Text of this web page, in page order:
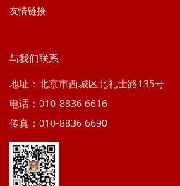
友情链接
与我们联系
地址：北京市西城区北礼士路135号
电话：010-8836 6616
传真：010-8836 6690